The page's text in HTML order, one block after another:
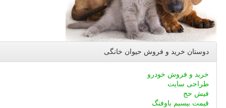
دوستان خرید و فروش حیوان خانگی
خرید و فروش خودرو
طراحی سایت
فیش حج
قیمت بیسیم باوفنگ